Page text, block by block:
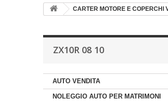
CARTER MOTORE E COPERCHI
ZX10R 08 10
AUTO VENDITA
NOLEGGIO AUTO PER MATRIMONI